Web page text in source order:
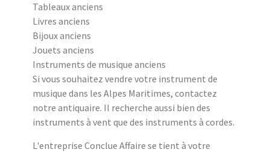
Tableaux anciens
Livres anciens
Bijoux anciens
Jouets anciens
Instruments de musique anciens
Si vous souhaitez vendre votre instrument de
musique dans les Alpes Maritimes, contactez
notre antiquaire. Il recherche aussi bien des
instruments à vent que des instruments à cordes.
L'entreprise Conclue Affaire se tient à votre